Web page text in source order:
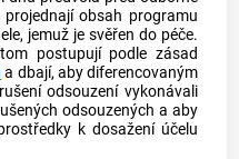
obsah programu
jemuž je svěřen do péče.
postupují podle zásad
a dbají, aby diferencovaným
odsouzení vykonávali
odsouzených a aby
k dosažení účelu